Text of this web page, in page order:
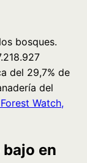
bosques.
del 29,7% de
del
Watch,
en